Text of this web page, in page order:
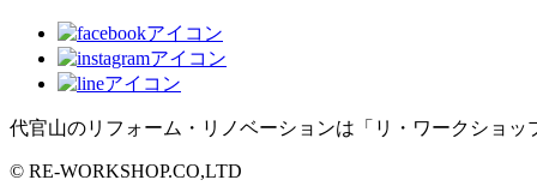
代官山のリフォーム・リノベーションは「リ・ワークショッ
© RE-WORKSHOP.CO,LTD